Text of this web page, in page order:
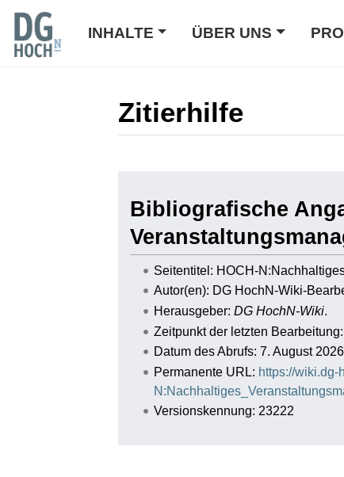
INHALTE ÜBER UNS
Zitierhilfe
Bibliografische
Seitentitel: HOCH-
Autor(en): DG HochN-Wiki-
Herausgeber: DG HochN-Wiki.
Zeitpunkt der letzten
Datum des Abrufs: 7. August
Permanente URL: https://
Versionskennung: 23222